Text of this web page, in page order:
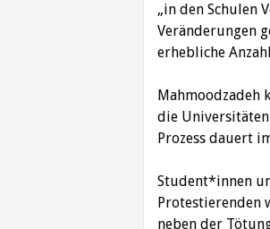
„in den Schulen
Veränderungen
erhebliche
Mahmoodzadeh
die
Prozess dauert
Student*innen
Protestierenden
neben der